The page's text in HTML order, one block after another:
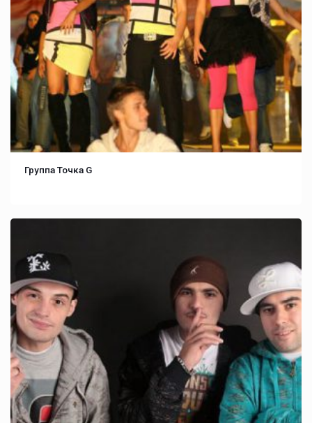
Группа Точка G